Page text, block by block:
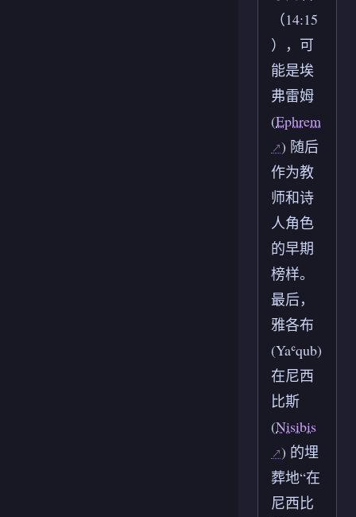
（14:15
），可
能是埃
弗雷姆
(Ephrem
) 随后
作为教
师和诗
人角色
的早期
榜样。
最后，
雅各布
(Yaʿqub)
在尼西
比斯
(Nisibis
) 的埋
葬地“在
尼西比